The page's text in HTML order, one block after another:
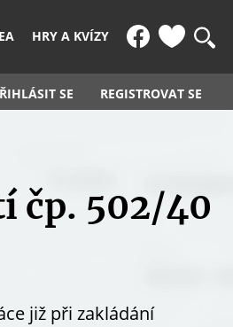
HRY A KVÍZY
SE REGISTROVAT SE
čp. 502/40
již při zakládání